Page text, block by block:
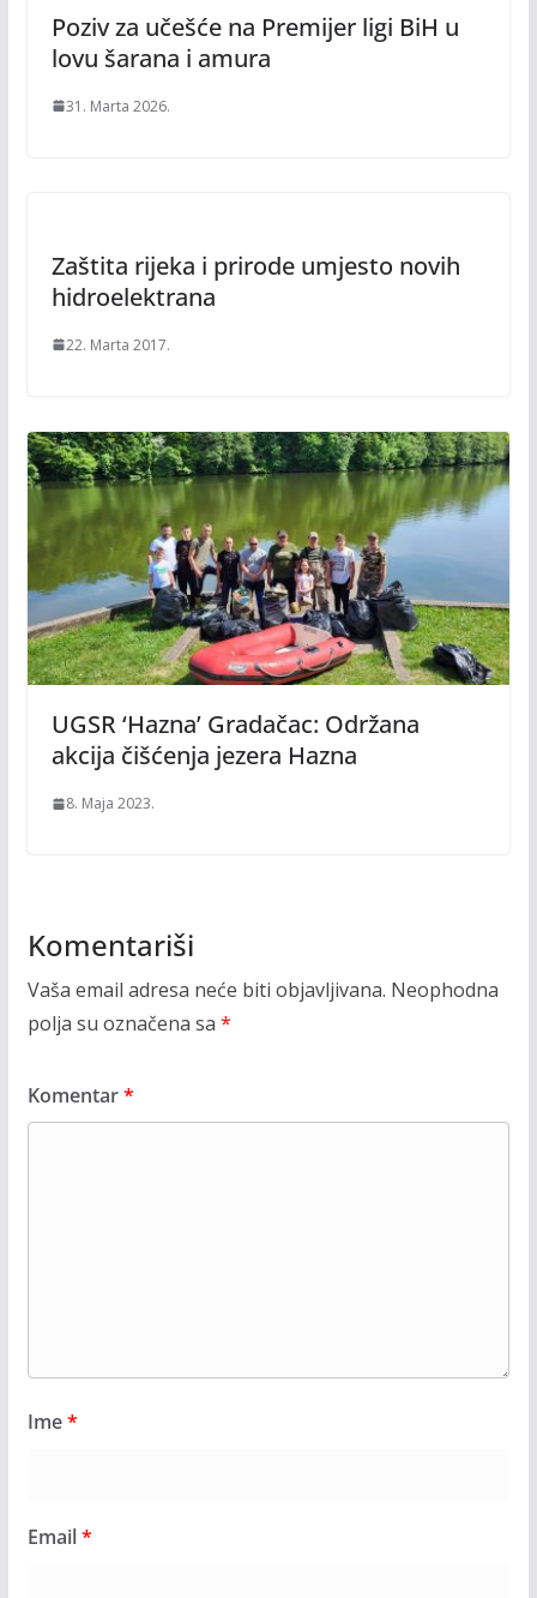
Poziv za učešće na Premijer ligi BiH u
lovu šarana i amura
31. Marta 2026.
Zaštita rijeka i prirode umjesto novih
hidroelektrana
22. Marta 2017.
UGSR ‘Hazna’ Gradačac: Održana
akcija čišćenja jezera Hazna
8. Maja 2023.
Komentariši
Vaša email adresa neće biti objavljivana. Neophodna
polja su označena sa *
Komentar*
Ime*
Email*